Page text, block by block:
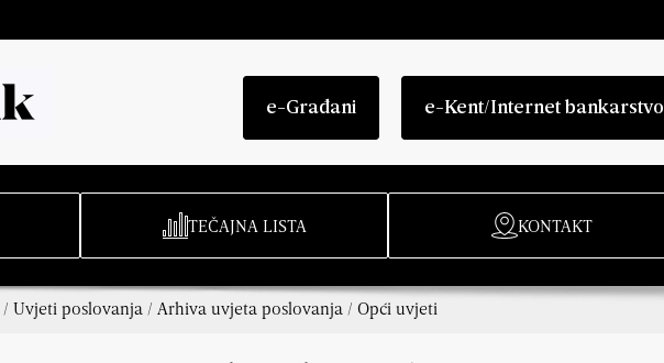
e-Građani e-Kent/Internet bankarstvo
TEČAJNA LISTA KONTAKT
/ Uvjeti poslovanja / Arhiva uvjeta poslovanja / Opći uvjeti